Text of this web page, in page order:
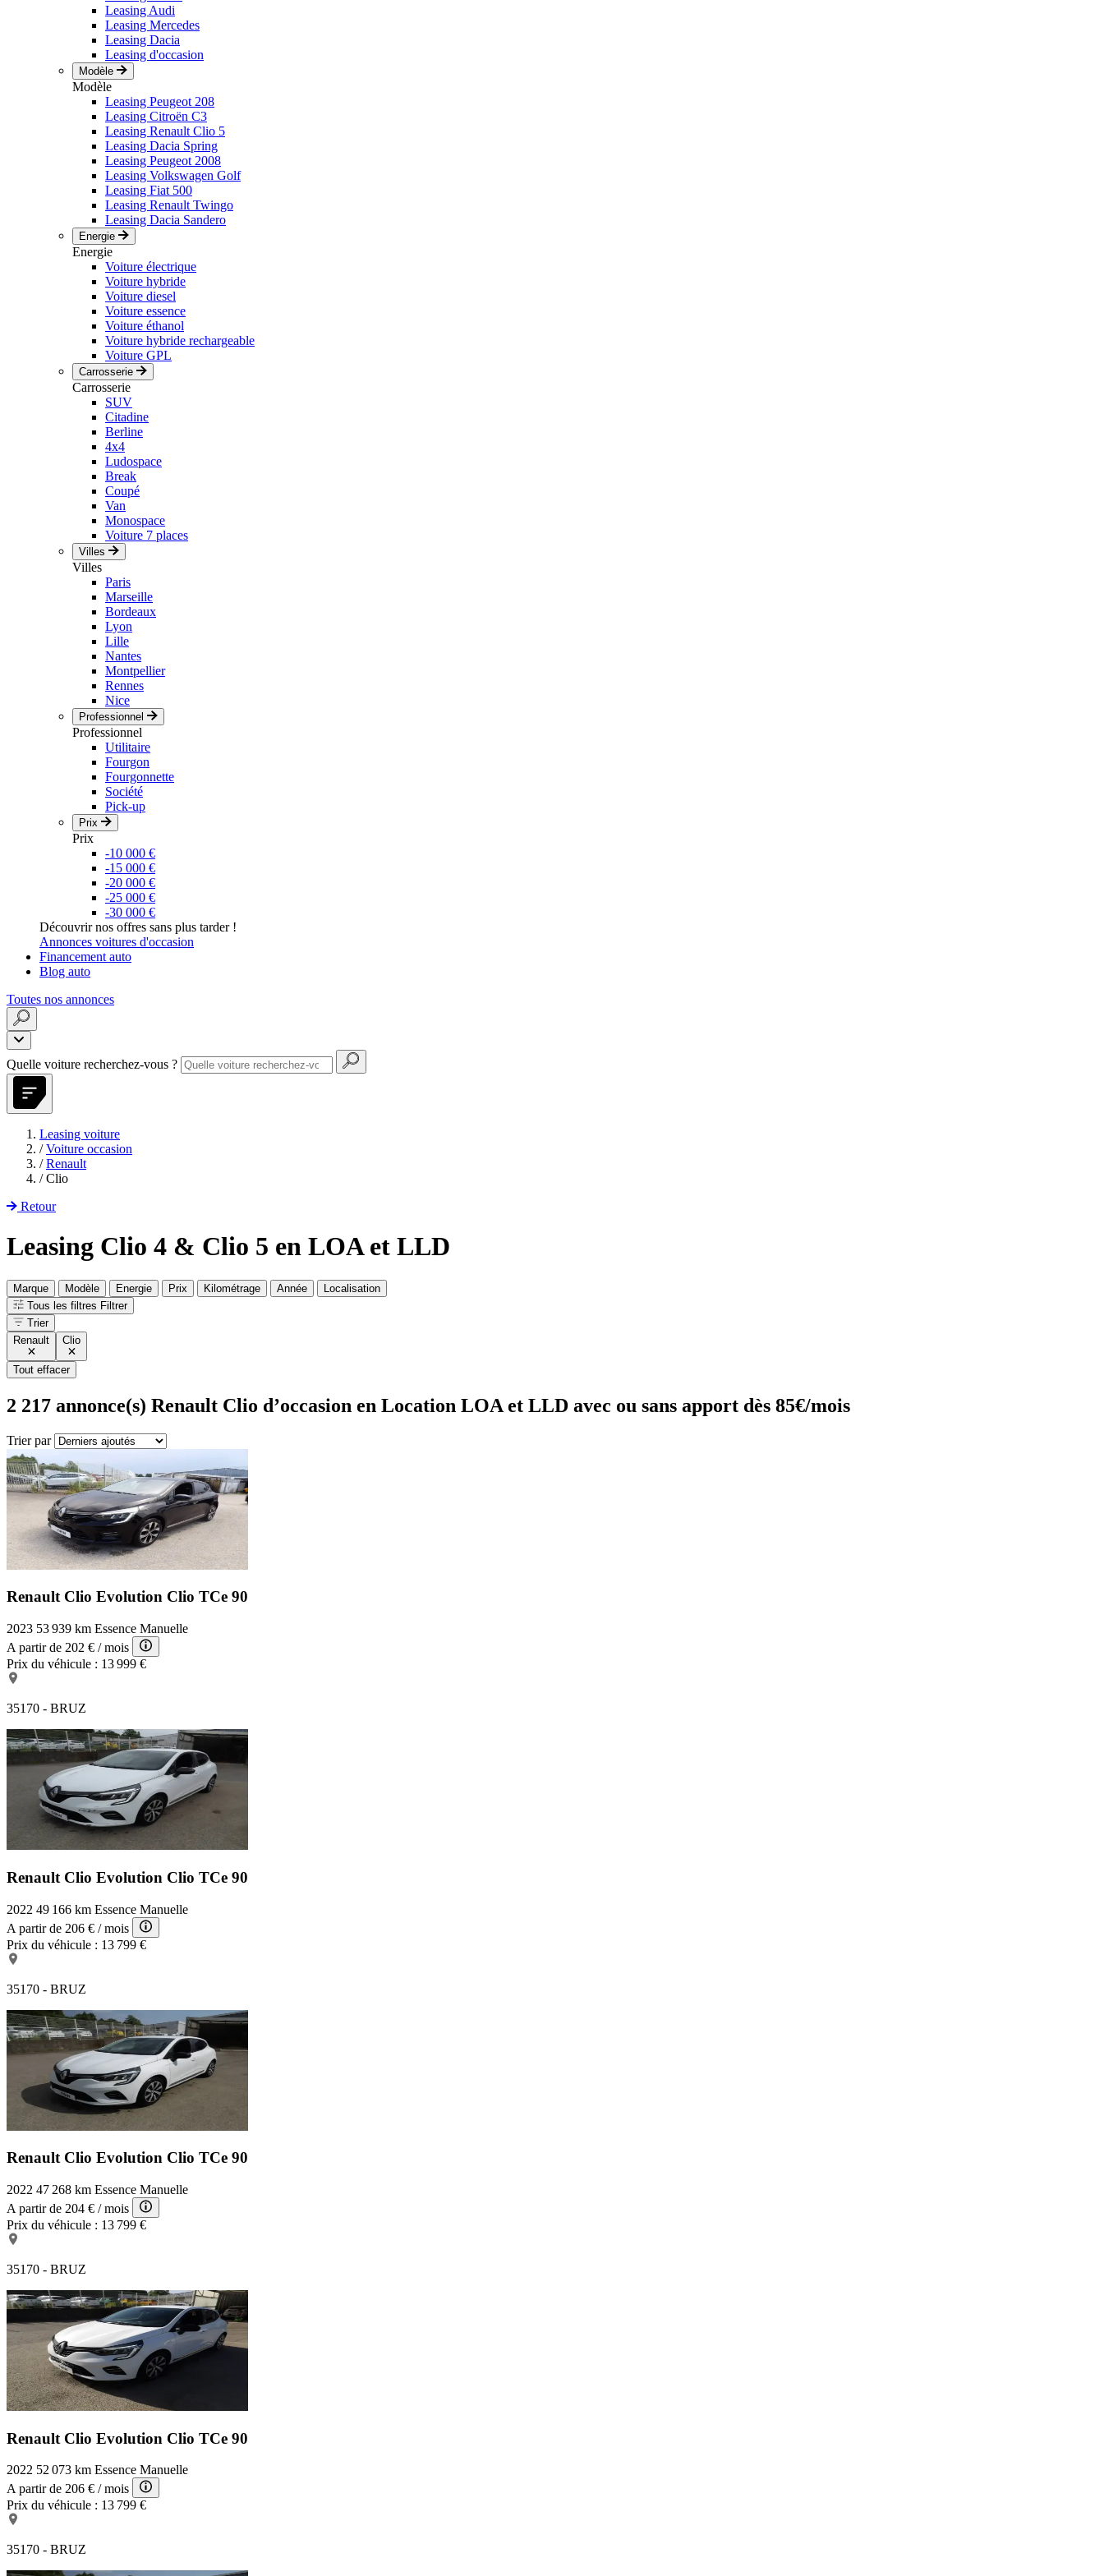
Leasing Audi
Leasing Mercedes
Leasing Dacia
Leasing d'occasion
Modèle
Modèle
Leasing Peugeot 208
Leasing Citroën C3
Leasing Renault Clio 5
Leasing Dacia Spring
Leasing Peugeot 2008
Leasing Volkswagen Golf
Leasing Fiat 500
Leasing Renault Twingo
Leasing Dacia Sandero
Energie
Energie
Voiture électrique
Voiture hybride
Voiture diesel
Voiture essence
Voiture éthanol
Voiture hybride rechargeable
Voiture GPL
Carrosserie
Carrosserie
SUV
Citadine
Berline
4x4
Ludospace
Break
Coupé
Van
Monospace
Voiture 7 places
Villes
Villes
Paris
Marseille
Bordeaux
Lyon
Lille
Nantes
Montpellier
Rennes
Nice
Professionnel
Professionnel
Utilitaire
Fourgon
Fourgonnette
Société
Pick-up
Prix
Prix
-10 000 €
-15 000 €
-20 000 €
-25 000 €
-30 000 €
Découvrir nos offres sans plus tarder !
Annonces voitures d'occasion
Financement auto
Blog auto
Toutes nos annonces
Quelle voiture recherchez-vous ?
Leasing voiture
/ Voiture occasion
/ Renault
/ Clio
Retour
Leasing Clio 4 & Clio 5 en LOA et LLD
Marque Modèle Energie Prix Kilométrage Année
Localisation
Tous les filtres Filtrer
Trier
Renault
Clio
Tout effacer
2 217 annonce(s) Renault Clio d’occasion en Location LOA et LLD avec ou sans apport dès 85€/mois
Trier par
Renault Clio Evolution Clio TCe 90
2023 53 939 km Essence Manuelle
A partir de 202 € / mois
Prix du véhicule : 13 999 €
35170 - BRUZ
Renault Clio Evolution Clio TCe 90
2022 49 166 km Essence Manuelle
A partir de 206 € / mois
Prix du véhicule : 13 799 €
35170 - BRUZ
Renault Clio Evolution Clio TCe 90
2022 47 268 km Essence Manuelle
A partir de 204 € / mois
Prix du véhicule : 13 799 €
35170 - BRUZ
Renault Clio Evolution Clio TCe 90
2022 52 073 km Essence Manuelle
A partir de 206 € / mois
Prix du véhicule : 13 799 €
35170 - BRUZ